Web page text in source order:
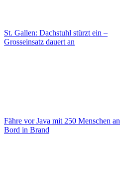
St. Gallen: Dachstuhl stürzt ein –
Grosseinsatz dauert an
Fähre vor Java mit 250 Menschen an
Bord in Brand